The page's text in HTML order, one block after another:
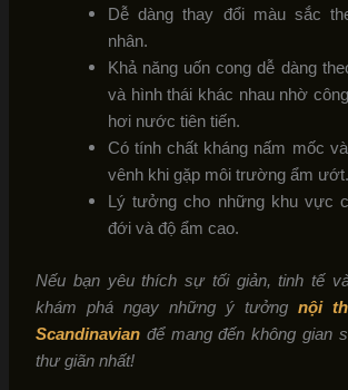
Dễ dàng thay đổi màu sắc
nhân.
Khả năng uốn cong dễ dàng
và hình thái khác nhau nhờ
hơi nước tiên tiến.
Có tính chất kháng nấm mốc
vênh khi gặp môi trường ẩm ướt.
Lý tưởng cho những khu vực
đới và độ ẩm cao.
Nếu bạn yêu thích sự tối giản, tinh tế
khám phá ngay những ý tưởng nội
Scandinavian để mang đến không gian
thư giãn nhất!